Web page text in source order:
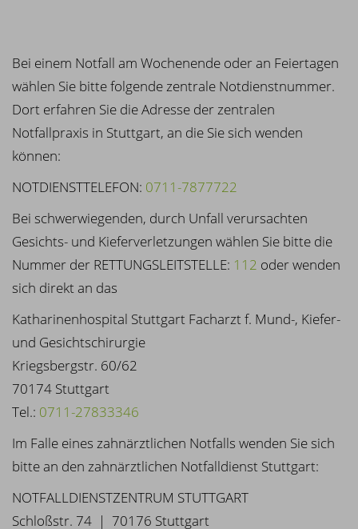
Bei einem Notfall am Wochenende oder an Feiertagen
wählen Sie bitte folgende zentrale Notdienstnummer.
Dort erfahren Sie die Adresse der zentralen
Notfallpraxis in Stuttgart, an die Sie sich wenden
können:
NOTDIENSTTELEFON: 0711-7877722
Bei schwerwiegenden, durch Unfall verursachten
Gesichts- und Kieferverletzungen wählen Sie bitte die
Nummer der RETTUNGSLEITSTELLE: 112 oder wenden
sich direkt an das
Katharinenhospital Stuttgart Facharzt f. Mund-, Kiefer-
und Gesichtschirurgie
Kriegsbergstr. 60/62
70174 Stuttgart
Tel.: 0711-27833346
Im Falle eines zahnärztlichen Notfalls wenden Sie sich
bitte an den zahnärztlichen Notfalldienst Stuttgart:
NOTFALLDIENSTZENTRUM STUTTGART
Schloßstr. 74 | 70176 Stuttgart